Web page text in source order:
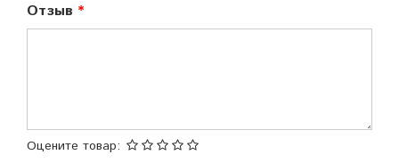
Отзыв
Оцените товар: